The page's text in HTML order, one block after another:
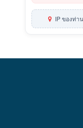
IP ของท่า